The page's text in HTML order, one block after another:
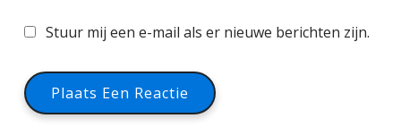
Stuur mij een e-mail als er nieuwe berichten zijn.